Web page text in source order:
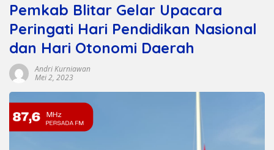
Pemkab Blitar Gelar Upacara
Peringati Hari Pendidikan Nasional
dan Hari Otonomi Daerah
Andri Kurniawan
Mei 2, 2023